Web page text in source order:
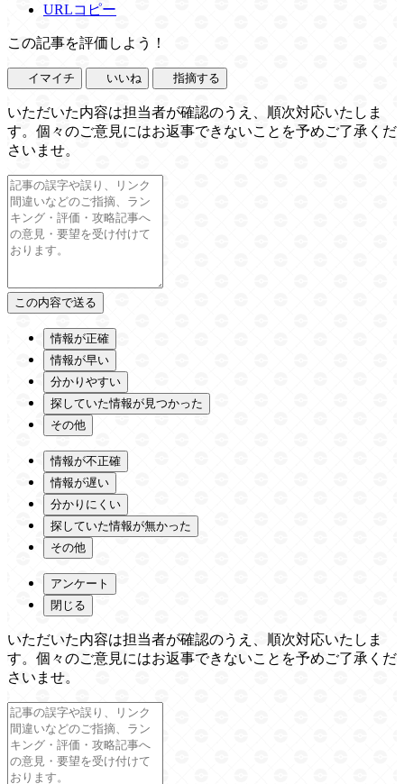
URLコピー
この記事を評価しよう！
イマイチ いいね 指摘する
いただいた内容は担当者が確認のうえ、順次対応いたしま
す。個々のご意見にはお返事できないことを予めご了承くだ
さいませ。
情報が正確
情報が早い
分かりやすい
探していた情報が見つかった
その他
情報が不正確
情報が遅い
分かりにくい
探していた情報が無かった
その他
アンケート
閉じる
いただいた内容は担当者が確認のうえ、順次対応いたしま
す。個々のご意見にはお返事できないことを予めご了承くだ
さいませ。